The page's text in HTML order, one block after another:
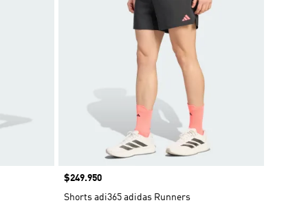
Precio
$249.950
Shorts adi365 adidas Runners